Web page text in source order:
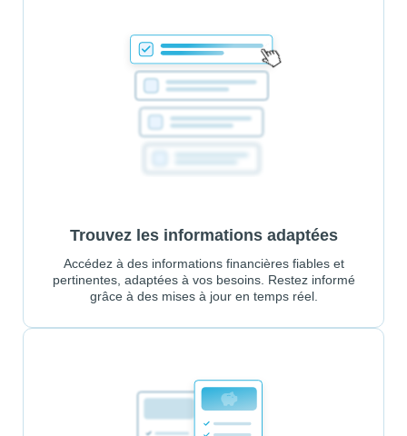
Trouvez les informations adaptées
Accédez à des informations financières fiables et
pertinentes, adaptées à vos besoins. Restez informé
grâce à des mises à jour en temps réel.